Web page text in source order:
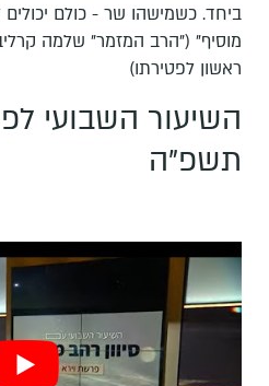
ביחד. כשמישהו שר - כולם
ראשון לפטירתו)
השיעור השבועי
תשפ"ה